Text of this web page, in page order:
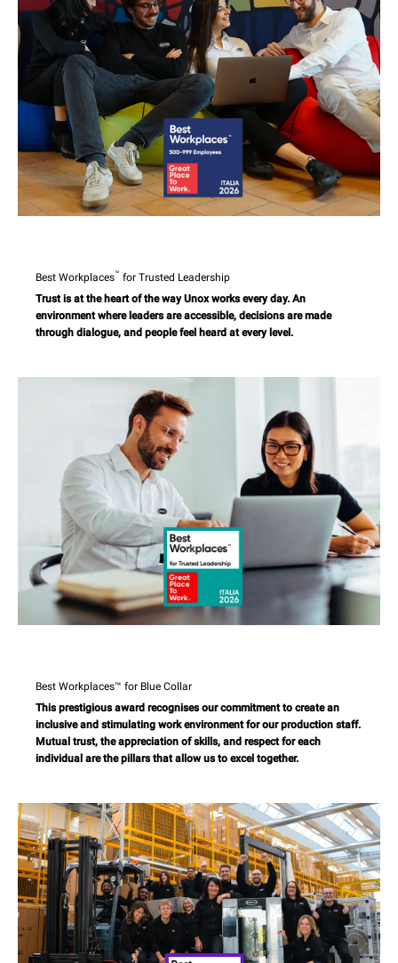
Best Workplaces™ for Trusted Leadership
Trust is at the heart of the way Unox works every day. An
environment where leaders are accessible, decisions are made
through dialogue, and people feel heard at every level.
Best Workplaces™ for Blue Collar
This prestigious award recognises our commitment to create an
inclusive and stimulating work environment for our production staff.
Mutual trust, the appreciation of skills, and respect for each
individual are the pillars that allow us to excel together.